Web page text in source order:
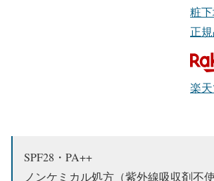
粧
正
楽
SPF28・PA++
ノンケミカル処方（紫外線吸収剤不使